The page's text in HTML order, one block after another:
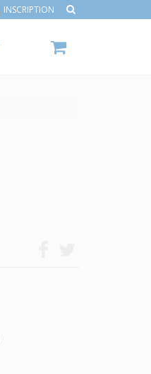
INSCRIPTION